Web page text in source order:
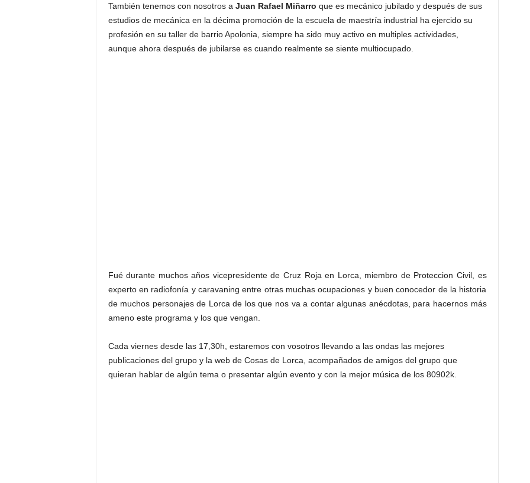
También tenemos con nosotros a Juan Rafael Miñarro que es mecánico jubilado y después de sus
estudios de mecánica en la décima promoción de la escuela de maestría industrial ha ejercido su
profesión en su taller de barrio Apolonia, siempre ha sido muy activo en multiples actividades,
aunque ahora después de jubilarse es cuando realmente se siente multiocupado.
Fué durante muchos años vicepresidente de Cruz Roja en Lorca, miembro de Proteccion Civil, es
experto en radiofonía y caravaning entre otras muchas ocupaciones y buen conocedor de la historia
de muchos personajes de Lorca de los que nos va a contar algunas anécdotas, para hacernos más
ameno este programa y los que vengan.
Cada viernes desde las 17,30h, estaremos con vosotros llevando a las ondas las mejores
publicaciones del grupo y la web de Cosas de Lorca, acompañados de amigos del grupo que
quieran hablar de algún tema o presentar algún evento y con la mejor música de los 80902k.